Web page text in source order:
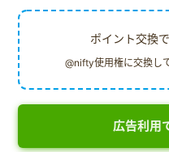
ポイント交換
@nifty使用権に交換し
広告利用